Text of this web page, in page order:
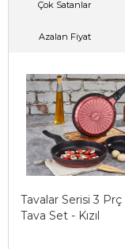
Çok Satanlar
Azalan Fiyat
Tavalar Serisi 3
Tava Set - Kızıl